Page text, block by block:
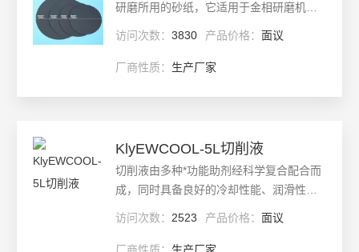
研磨所用的砂纸，它适用于金相研磨机，
（200-203mm） 9英寸（220-230mm）
访问次数： 3830 产品价格： 面议
厂商性质： 生产厂家
更新日期：2025-04-21
KlyEWCOOL-5L切削液
切削液由多种*功能助剂经科学复合配合而
成，同时具备良好的冷却性能、润滑性
夏天易臭、冬天难稀释、防锈效果差的的
访问次数： 2523 产品价格： 面议